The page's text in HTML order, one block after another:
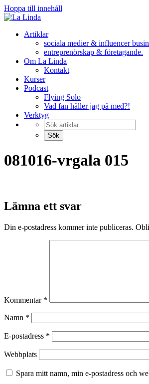
Hoppa till innehåll
Artiklar
sociala medier & influencer
entreprenörskap & företagande.
Om La Linda
Kontakt
Kurser
Podcast
Flying Solo
Vad fan håller jag på med?!
Verktyg
081016-vrgala 015
Lämna ett svar
Din e-postadress kommer inte publiceras.
Kommentar *
Namn *
E-postadress *
Webbplats
Spara mitt namn, min e-postadress och